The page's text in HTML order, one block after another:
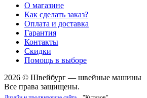
О магазине
Как сделать заказ?
Оплата и доставка
Гарантия
Контакты
Скидки
Помощь в выборе
2026 © Швейбург — швейные машины
Все права защищены.